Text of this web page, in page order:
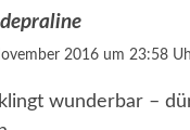
2016 um 23:58
klingt wunderbar –